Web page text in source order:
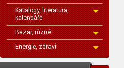
Katalogy, literatura,
kalendáře
Bazar, různé
Energie, zdraví